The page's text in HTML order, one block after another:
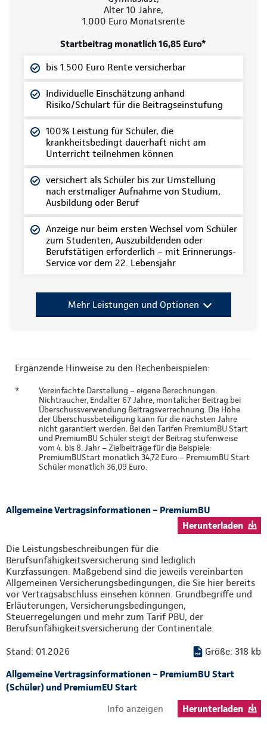
Alter 10 Jahre,
1.000 Euro Monatsrente
Startbeitrag monatlich 16,85 Euro*
bis 1.500 Euro Rente versicherbar
Individuelle Einschätzung anhand
Risiko/Schulart für die Beitragseinstufung
100% Leistung für Schüler, die
krankheitsbedingt dauerhaft nicht am
Unterricht teilnehmen können
versichert als Schüler bis zur Umstellung
nach erstmaliger Aufnahme von Studium,
Ausbildung oder Beruf
Anzeige nur beim ersten Wechsel vom Schüler
zum Studenten, Auszubildenden oder
Berufstätigen erforderlich – mit Erinnerungs-
Service vor dem 22. Lebensjahr
Mehr Leistungen und Optionen
Ergänzende Hinweise zu den Rechenbeispielen:
*
Vereinfachte Darstellung – eigene Berechnungen:
Nichtraucher, Endalter 67 Jahre, montalicher Beitrag bei
Überschussverwendung Beitragsverrechnung. Die Höhe
der Überschussbeteiligung kann für die nächsten Jahre
nicht garantiert werden. Bei den Tarifen PremiumBU Start
und PremiumBU Schüler steigt der Beitrag stufenweise
vom 4. bis 8. Jahr – Zielbeiträge für die Beispiele:
PremiumBUStart monatlich 34,72 Euro – PremiumBU Start
Schüler monatlich 36,09 Euro.
Allgemeine Vertragsinformationen – PremiumBU
Herunterladen
Die Leistungsbeschreibungen für die
Berufsunfähigkeitsversicherung sind lediglich
Kurzfassungen. Maßgebend sind die jeweils vereinbarten
Allgemeinen Versicherungsbedingungen, die Sie hier bereits
vor Vertragsabschluss einsehen können. Grundbegriffe und
Erläuterungen, Versicherungsbedingungen,
Steuerregelungen und mehr zum Tarif PBU, der
Berufsunfähigkeitsversicherung der Continentale.
Stand: 01.2026
Größe: 318 kb
Allgemeine Vertragsinformationen – PremiumBU Start
(Schüler) und PremiumEU Start
Info anzeigen
Herunterladen